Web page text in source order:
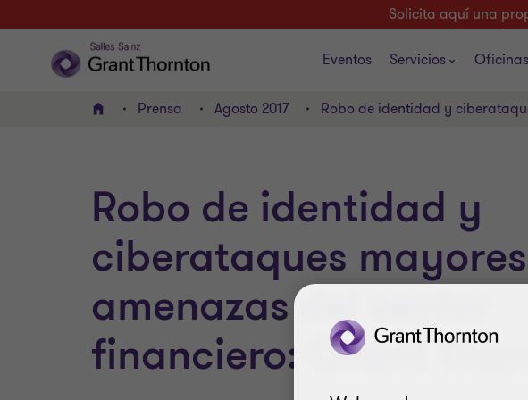
Solicita aquí una
Eventos Servicios Oficinas
INICIO Prensa Agosto 2017 Robo de identidad y
Robo de identidad y
ciberataques mayores
amenazas del sector
financiero: Grant